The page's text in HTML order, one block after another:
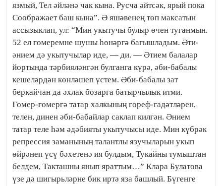
язмый, Тел әйләнә чак кына. Русча әйтсәк, ярый пока
Соображает баш кына”. Ә яшәвенең төп максатын
ассызыклап, ул: “Мин укытучы булыр өчен туганмын.
52 ел гомеремне шушы һөнәргә багышладым. Әти-
әнием дә укытучылар иде, — ди. — Әтием балалар
йортында тәрбияләнгән булганга күрә, әби-бабалы
кешеләрдән көнләшеп үстем. Әби-бабалы зат
беркайчан да әхлак бозарга батырчылык итми.
Гомер-гомергә татар халкының гореф-гадәтләрен,
телен, динен әби-бабайлар саклап килгән. Әнием
татар теле һәм әдәбияты укытучысы иде. Мин күбрәк
репрессия за­ма­­­нының талантлы язучыларын укып
өйрәнеп үсү бәхетенә ия булдым, Тукайны тумыштан
белдем, Такташны янып яраттым…” Клара Булатова
үзе дә шигырьләрне бик иртә яза башлый. Бүгенге